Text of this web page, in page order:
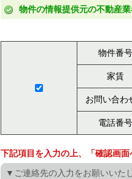
物件の情報提供元の不動産
物件番号
家賃
お問い合わ
電話番号
下記項目を入力の上、「確認画
▼ご連絡先の入力をお願いいた